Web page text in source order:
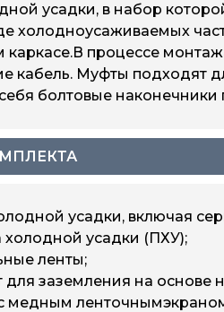
усадки, в набор
холодноусаживаемых
каркасе.В процессе
кабель. Муфты подходят
болтовые наконечники
усадки, включая
холодной усадки (ПХУ);
ленты;
для заземления на
медным